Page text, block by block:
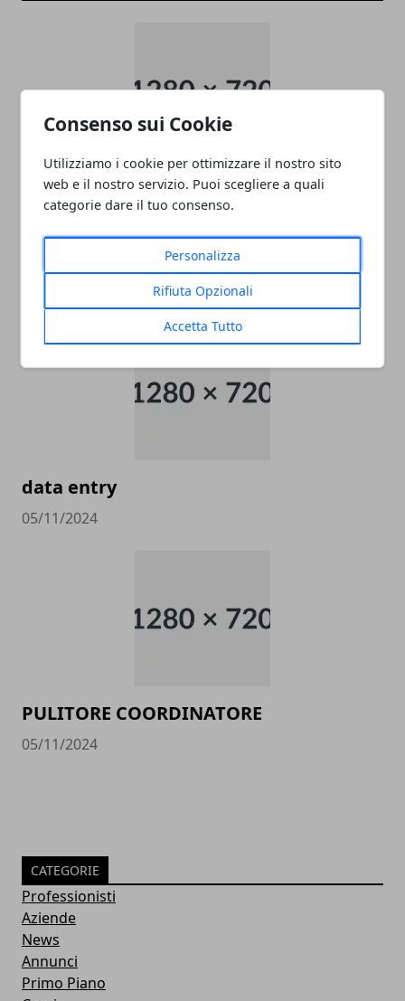
Consenso sui Cookie
Utilizziamo i cookie per ottimizzare il nostro sito
web e il nostro servizio. Puoi scegliere a quali
categorie dare il tuo consenso.
Personalizza
Rifiuta Opzionali
Accetta Tutto
ADDETTO/A ALLE VENDITE
ABBIGLIAMENTO APPARTENENTE ALLE
CATEGORIE PROTETTE - OUTLET CASTEL
data entry
05/11/2024
PULITORE COORDINATORE
05/11/2024
CATEGORIE
Professionisti
Aziende
News
Annunci
Primo Piano